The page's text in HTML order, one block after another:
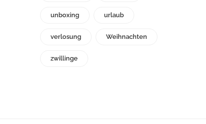
unboxing urlaub
verlosung Weihnachten
zwillinge